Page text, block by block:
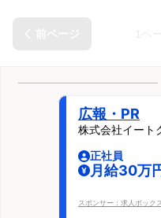
広報・PR
株式会社イート
正社員
月給30万
スポンサー：求人ボック